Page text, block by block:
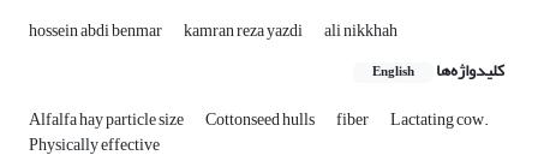
hossein abdi benmar kamran reza yazdi
ali nikkhah
کلیدواژه‌ها
English
Alfalfa hay particle size Cottonseed hulls fiber Lactating cow.
Physically effective